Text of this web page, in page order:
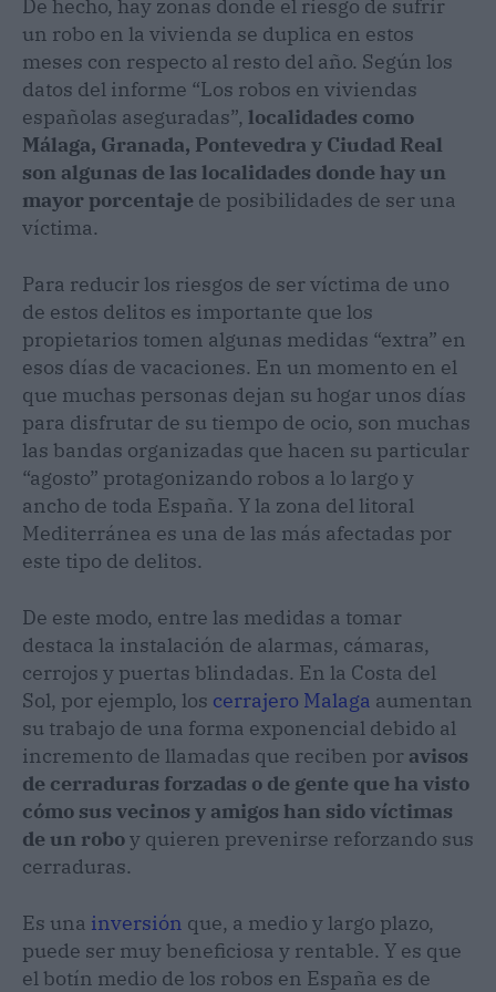
De hecho, hay zonas donde el riesgo de sufrir
un robo en la vivienda se duplica en estos
meses con respecto al resto del año. Según los
datos del informe “Los robos en viviendas
españolas aseguradas”, localidades como
Málaga, Granada, Pontevedra y Ciudad Real
son algunas de las localidades donde hay un
mayor porcentaje de posibilidades de ser una
víctima.
Para reducir los riesgos de ser víctima de uno
de estos delitos es importante que los
propietarios tomen algunas medidas “extra” en
esos días de vacaciones. En un momento en el
que muchas personas dejan su hogar unos días
para disfrutar de su tiempo de ocio, son muchas
las bandas organizadas que hacen su particular
“agosto” protagonizando robos a lo largo y
ancho de toda España. Y la zona del litoral
Mediterránea es una de las más afectadas por
este tipo de delitos.
De este modo, entre las medidas a tomar
destaca la instalación de alarmas, cámaras,
cerrojos y puertas blindadas. En la Costa del
Sol, por ejemplo, los cerrajero Malaga aumentan
su trabajo de una forma exponencial debido al
incremento de llamadas que reciben por avisos
de cerraduras forzadas o de gente que ha visto
cómo sus vecinos y amigos han sido víctimas
de un roboy quieren prevenirse reforzando sus
cerraduras.
Es una inversión que, a medio y largo plazo,
puede ser muy beneficiosa y rentable. Y es que
el botín medio de los robos en España es de